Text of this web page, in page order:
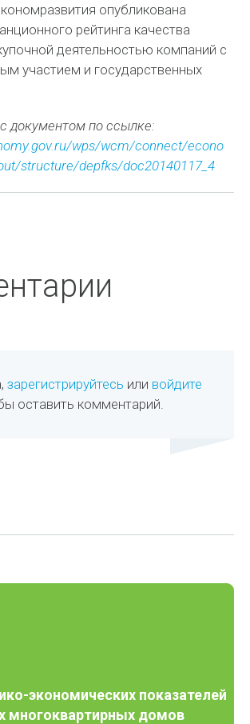
опубликована
рейтинга качества
деятельностью компаний с
участием и государственных
документом по ссылке:
wps/wcm/connect/econo
structure/depfks/doc20140117_4
зарегистрируйтесь или войдите
оставить комментарий.
экономических показателей
многоквартирных домов